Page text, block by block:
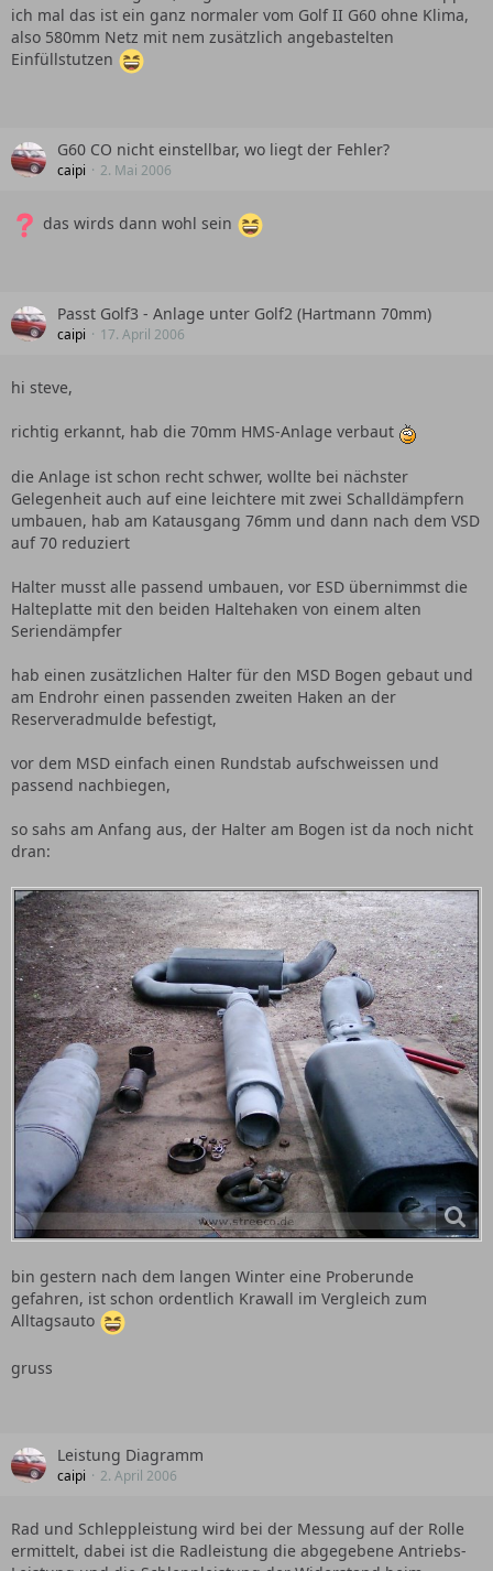
ich mal das ist ein ganz normaler vom Golf II G60 ohne Klima,
also 580mm Netz mit nem zusätzlich angebastelten
Einfüllstutzen
G60 CO nicht einstellbar, wo liegt der Fehler?
caipi 2. Mai 2006
das wirds dann wohl sein
Passt Golf3 - Anlage unter Golf2 (Hartmann 70mm)
caipi 17. April 2006
hi steve,
richtig erkannt, hab die 70mm HMS-Anlage verbaut
die Anlage ist schon recht schwer, wollte bei nächster
Gelegenheit auch auf eine leichtere mit zwei Schalldämpfern
umbauen, hab am Katausgang 76mm und dann nach dem VSD
auf 70 reduziert
Halter musst alle passend umbauen, vor ESD übernimmst die
Halteplatte mit den beiden Haltehaken von einem alten
Seriendämpfer
hab einen zusätzlichen Halter für den MSD Bogen gebaut und
am Endrohr einen passenden zweiten Haken an der
Reserveradmulde befestigt,
vor dem MSD einfach einen Rundstab aufschweissen und
passend nachbiegen,
so sahs am Anfang aus, der Halter am Bogen ist da noch nicht
dran:
bin gestern nach dem langen Winter eine Proberunde
gefahren, ist schon ordentlich Krawall im Vergleich zum
Alltagsauto
gruss
Leistung Diagramm
caipi 2. April 2006
Rad und Schleppleistung wird bei der Messung auf der Rolle
ermittelt, dabei ist die Radleistung die abgegebene Antriebs-